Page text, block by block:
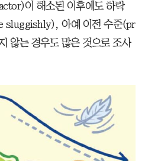
이 해소된 이후에도 하락
sluggishly), 아예 이전 수준(pr
않는 경우도 많은 것으로 조사